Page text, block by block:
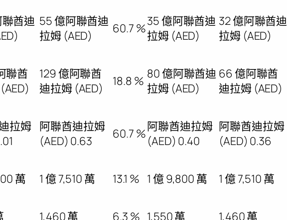
酋迪 55 億阿聯酋迪
拉姆 (AED)
60.7 %35 億阿聯酋迪
拉姆 (AED)
32 億阿聯酋迪
拉姆 (AED)
聯酋
129 億阿聯酋
迪拉姆 (AED)
18.8 % 80 億阿聯酋迪
拉姆 (AED)
66 億阿聯酋
迪拉姆 (AED)
拉姆 阿聯酋迪拉姆
(AED) 0.63
60.7 %阿聯酋迪拉姆
(AED) 0.40
阿聯酋迪拉姆
(AED) 0.36
萬 1 億 7,510 萬 13.1 % 1 億 9,800 萬 1 億 7,510 萬
1,460 萬 6.3 % 1,550 萬 1,460 萬